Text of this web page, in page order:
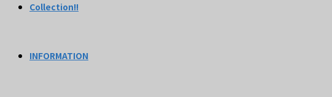
Collection!!
INFORMATION